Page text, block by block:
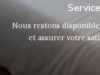
Nous restons
et assurer votre